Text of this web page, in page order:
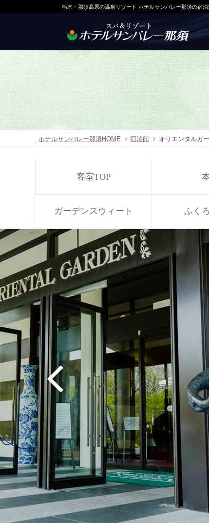
栃木・那須高原の温泉リゾート ホテルサンバレー那須の宿
ホテルサンバレー那須HOME 宿泊館 オリエンタルガ
客室TOP
ガーデンスウィート ふく